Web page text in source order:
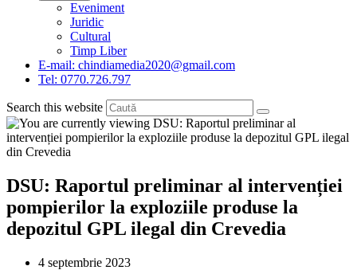
Eveniment
Juridic
Cultural
Timp Liber
E-mail: chindiamedia2020@gmail.com
Tel: 0770.726.797
Search this website
DSU: Raportul preliminar al intervenției
pompierilor la exploziile produse la
depozitul GPL ilegal din Crevedia
Post
4 septembrie 2023